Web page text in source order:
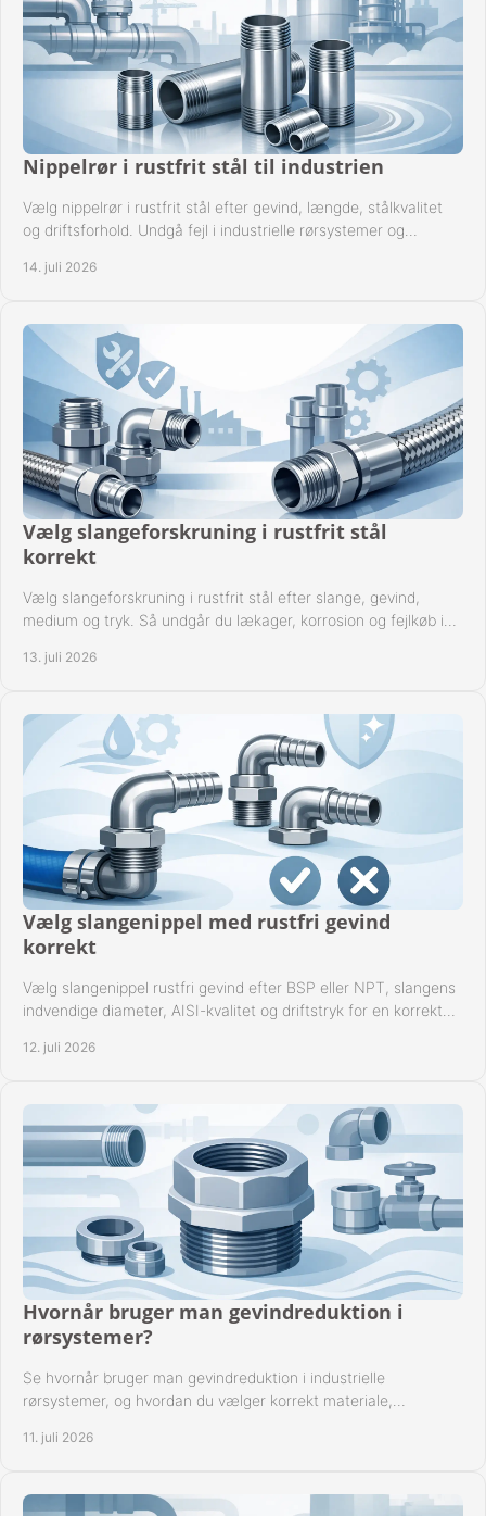
Nippelrør i rustfrit stål til industrien
Vælg nippelrør i rustfrit stål efter gevind, længde, stålkvalitet
og driftsforhold. Undgå fejl i industrielle rørsystemer og
14. juli 2026
Vælg slangeforskruning i rustfrit stål
korrekt
Vælg slangeforskruning i rustfrit stål efter slange, gevind,
medium og tryk. Så undgår du lækager, korrosion og fejlkøb i
13. juli 2026
Vælg slangenippel med rustfri gevind
korrekt
Vælg slangenippel rustfri gevind efter BSP eller NPT, slangens
indvendige diameter, AISI-kvalitet og driftstryk for en korrekt
12. juli 2026
Hvornår bruger man gevindreduktion i
rørsystemer?
Se hvornår bruger man gevindreduktion i industrielle
rørsystemer, og hvordan du vælger korrekt materiale,
11. juli 2026